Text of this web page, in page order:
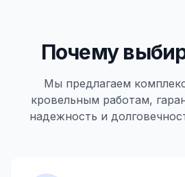
Почему
Мы предлагаем
кровельным работам,
надежность и